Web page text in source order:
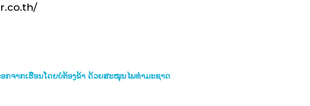
ກຈາກເຮືອນໂດຍບໍ່ຕ້ອງຂ້າ ດ້ວຍສະໝຸນໄພທຳມະຊາດ